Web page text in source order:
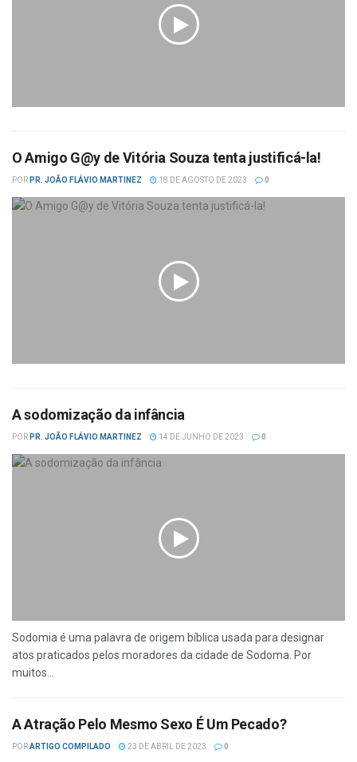
O Amigo G@y de Vitória Souza tenta justificá-la!
POR PR. JOÃO FLÁVIO MARTINEZ 18 DE AGOSTO DE 2023 0
A sodomização da infância
POR PR. JOÃO FLÁVIO MARTINEZ 14 DE JUNHO DE 2023 0
Sodomia é uma palavra de origem bíblica usada para designar
atos praticados pelos moradores da cidade de Sodoma. Por
muitos...
A Atração Pelo Mesmo Sexo É Um Pecado?
PORARTIGO COMPILADO 23 DE ABRIL DE 2023 0